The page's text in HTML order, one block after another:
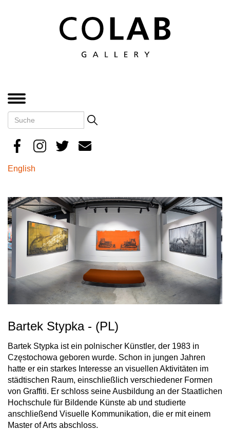
Search
Suche
English
Bartek Stypka - (PL)
Bartek Stypka ist ein polnischer Künstler, der 1983 in
Częstochowa geboren wurde. Schon in jungen Jahren
hatte er ein starkes Interesse an visuellen Aktivitäten im
städtischen Raum, einschließlich verschiedener Formen
von Graffiti. Er schloss seine Ausbildung an der Staatlichen
Hochschule für Bildende Künste ab und studierte
anschließend Visuelle Kommunikation, die er mit einem
Master of Arts abschloss.